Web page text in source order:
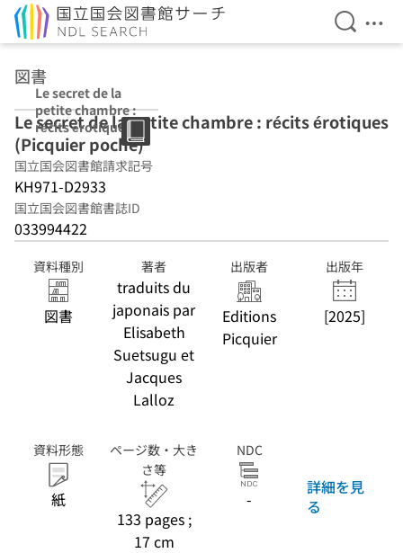
検索を
メ
図書
Le secret de la
petite chambre :
récits érotiques
(Picquier poche)
Le secret de la petite chambre : récits érotiques
(Picquier poche)
国立国会図書館請求記号
KH971-D2933
国立国会図書館書誌ID
033994422
資料種別
図書
著者
traduits du
japonais par
Elisabeth
Suetsugu et
Jacques
Lalloz
出版者
Editions
Picquier
出版年
[2025]
資料形態
紙
ページ数・大き
さ等
133 pages ;
17 cm
NDC
-
詳細を見
る